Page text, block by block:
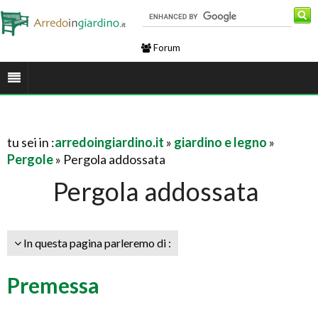
Forum
tu sei in :arredoingiardino.it » giardino e legno »
Pergole» Pergola addossata
Pergola addossata
In questa pagina parleremo di :
Premessa